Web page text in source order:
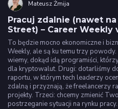
Mateusz Żmija
Pracuj zdalnie (nawet
Street) – Career Weekly
To będzie mocno ekonomiczne i
Weekly, ale są ku temu trzy
wiemy, dokąd idą programiści,
dla kryptowalut. Drugi: dotarliśmy
raportu, w którym tech leaderzy
zdalną i przyznają, że freelancerzy
projekty. Trzeci: chcemy zmienić
postrzeganie sytuacji na rynku pracy.